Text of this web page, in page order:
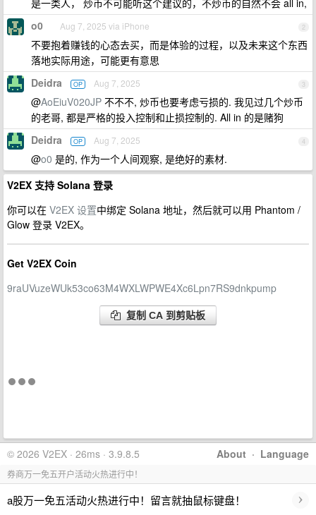
是一类人， 炒币不可能听这个建议的，不炒币的自然不会 all in,
2
o0 Aug 7, 2025 via iPhone
不要抱着赚钱的心态去买，而是体验的过程，以及未来这个东西
落地实际用途，可能更有意思
3
Deidra OP Aug 7, 2025
@AoEiuV020JP 不不不, 炒币也要考虑亏损的. 我见过几个炒币
的老哥, 都是严格的投入控制和止损控制的. All in 的是赌狗
4
Deidra OP Aug 7, 2025
@o0 是的, 作为一个人间观察, 是绝好的素材.
V2EX 支持 Solana 登录
你可以在 V2EX 设置中绑定 Solana 地址，然后就可以用 Phantom /
Glow 登录 V2EX。
Get V2EX Coin
9raUVuzeWUk53co63M4WXLWPWE4Xc6Lpn7RS9dnkpump
复制 CA 到剪贴板
About · Language
© 2026 V2EX · 26ms · 3.9.8.5
券商万一免五开户活动火热进行中！
a股万一免五活动火热进行中！留言就抽鼠标键盘！ ›